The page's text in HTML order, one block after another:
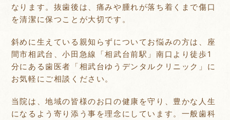
なります。抜歯後は、痛みや腫れが落ち着くまで傷口
を清潔に保つことが大切です。
斜めに生えている親知らずについてお悩みの方は、座
間市相武台、小田急線「相武台前駅」南口より徒歩1
分にある歯医者「相武台ゆうデンタルクリニック」に
お気軽にご相談ください。
当院は、地域の皆様のお口の健康を守り、豊かな人生
になるよう寄り添う事を理念にしています。一般歯科